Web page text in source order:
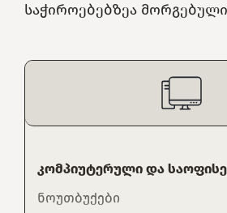
საჭიროებებზეა
კომპიუტერული და საოფისე
ნოუთბუქები